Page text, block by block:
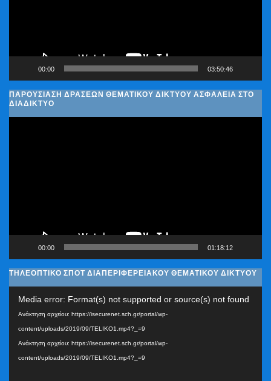
00:00 03:50:46
ΠΑΡΟΥΣΊΑΣΗ ΔΡΆΣΕΩΝ ΘΕΜΑΤΙΚΟΎ ΔΙΚΤΎΟΥ ΑΣΦΆΛΕΙΑ ΣΤΟ
ΔΙΑΔΊΚΤΥΟ
00:00 01:18:12
ΤΗΛΕΟΠΤΙΚΟ ΣΠΟΤ ΔΙΑΠΕΡΙΦΕΡΕΙΑΚΟΥ ΘΕΜΑΤΙΚΟΥ ΔΙΚΤΥΟΥ
Media error: Format(s) not supported or source(s) not found
Ανάκτηση αρχείου: https://isecurenet.sch.gr/portal/wp-
content/uploads/2019/09/TELIKO1.mp4?_=9
Ανάκτηση αρχείου: https://isecurenet.sch.gr/portal/wp-
content/uploads/2019/09/TELIKO1.mp4?_=9